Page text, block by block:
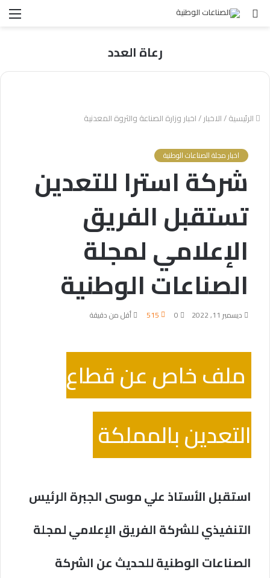
بحث
رعاة العدد
الرئيسية/الاخبار/اخبار وزارة الصناعة والثروة المعدنية
اخبار مجلة الصناعات الوطنية
شركة استرا للتعدين
تستقبل الفريق
الإعلامي لمجلة
الصناعات الوطنية
ديسمبر 11, 2022 0
515 أقل من دقيقة
ملف خاص عن قطاع
التعدين بالمملكة
استقبل الأستاذ علي موسى الجبرة الرئيس
التنفيذي للشركة الفريق الإعلامي لمجلة
الصناعات الوطنية للحديث عن الشركة